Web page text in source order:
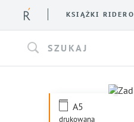
KSIĄŻKI RIDERO
SZUKAJ
drukowana
A5